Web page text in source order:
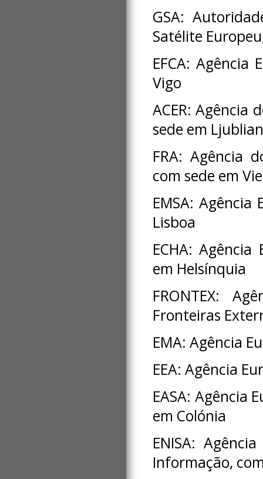
GSA:
Satélite
EFCA: Agência
Vigo
ACER: Agência
sede em
FRA: Agência
com sede em
EMSA:
Lisboa
ECHA:
em Helsínquia
FRONTEX:
Fronteiras
EMA: Agência
EEA: Agência
EASA: Agência
em Colónia
ENISA:
Informação,